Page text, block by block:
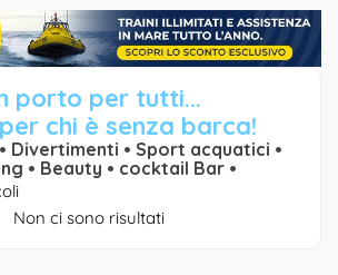
porto per tutti...
chi è senza barca!
Divertimenti • Sport acquatici •
• Beauty • cocktail Bar •
Non ci sono risultati